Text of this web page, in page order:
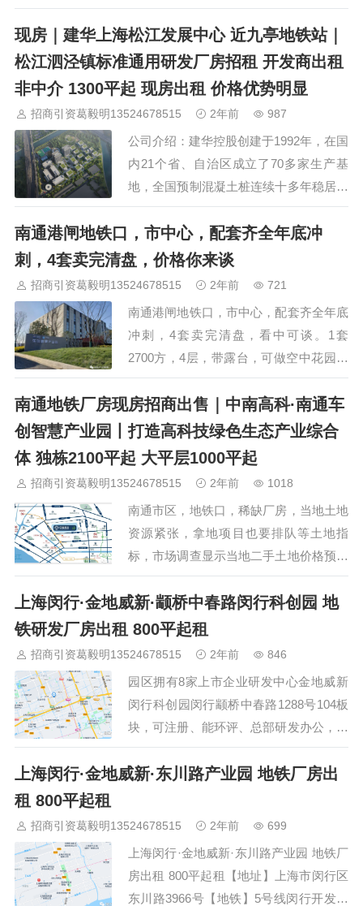
生产。 【地址】沪松公路2033号（近九
亭地铁站） 【结构】框架类 【产权】建
华控股自持产权，无抵押 【面积】面积
1300-6000（大小可分租） 【层高】底楼
现房｜建华上海松江发展中心 近九亭地铁站｜
松江泗泾镇标准通用研发厂房招租 开发商出租
非中介 1300平起 现房出租 价格优势明显
招商引资葛毅明13524678515 2年前 987
公司介绍：建华控股创建于1992年，在国
内21个省、自治区成⽴了70多家⽣产基
地，全国预制混凝⼟桩连续⼗多年稳居冠
军。位列 “中国⺠营企业500强”第302位、
“中国建材企业500强”第8位、“中国⺠营建
材企业100强”第3 位。34位院⼠和15位⾏
业专家成立奖励委员会设⽴“建华⼯程奖”
产品⼴泛应⽤于⺠⽤建筑、⼯业建筑、公
路市政、⽔利⽔运、电⼒通讯、轨道交
南通港闸地铁口，市中心，配套齐全年底冲
刺，4套卖完清盘，价格你来谈
招商引资葛毅明13524678515 2年前 721
南通港闸地铁口，市中心，配套齐全年底
冲刺，4套卖完清盘，看中可谈。1套
2700方，4层，带露台，可做空中花园，
2套2100方，4层，带露台，可做空中花
园，1套3100方，3层，首层7.8米，可分
两层。产业园区产业招商…
南通地铁厂房现房招商出售｜中南高科·南通车
创智慧产业园丨打造高科技绿色生态产业综合
体 独栋2100平起 大平层1000平起
招商引资葛毅明13524678515 2年前 1018
南通市区，地铁口，稀缺厂房，当地土地
资源紧张，拿地项目也要排队等土地指
标，市场调查显示当地二手土地价格预计
可达150万/亩，即土地成本每平就要2300
元，加上本项目高标准建设成本按3000
元/平算，成本价达到5300元/平。本产业
园12月份优惠单价，低于5000即可拥
产业园占地约228亩位于南通市北高新区
地铁一号线唐闸公园站地铁口产业园基…
上海闵行·金地威新·颛桥中春路闵行科创园 地
铁研发厂房出租 800平起租
招商引资葛毅明13524678515 2年前 846
园区拥有8家上市企业研发中心金地威新
闵行科创园闵行颛桥中春路1288号104板
块，可注册、能环评、总部研发办公，生
物医药实验，新材料，精密机械，设计展
厅，智能科技装配等 【招商面积】：房
米）使用面积能做到1200平米独享400平
费：3.6元 含税电梯使用费：1万元/年付
款方式：押三付三【配套】：园区公…
上海闵行·金地威新·东川路产业园 地铁厂房出
租 800平起租
招商引资葛毅明13524678515 2年前 699
上海闵行·金地威新·东川路产业园 地铁厂
房出租 800平起租【地址】上海市闵行区
东川路3966号【地铁】5号线闵行开发区